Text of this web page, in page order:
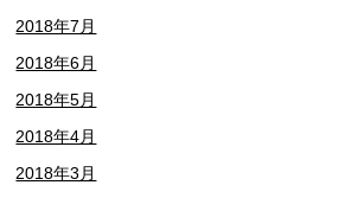
2018年7月
2018年6月
2018年5月
2018年4月
2018年3月